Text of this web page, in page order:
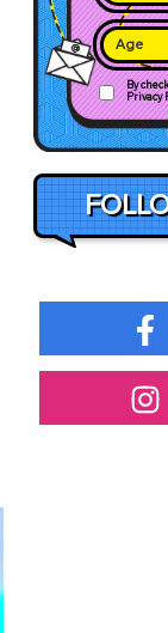
By
Privacy